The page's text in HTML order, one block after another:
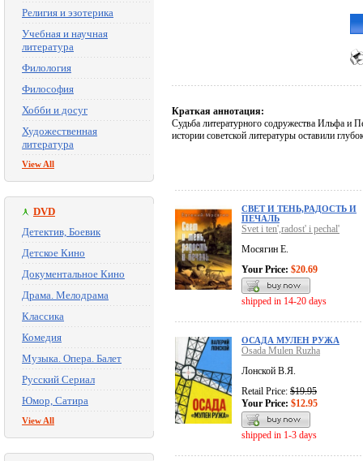
Религия и эзотерика
Учебная и научная
литература
Филология
Философия
Хобби и досуг
Художественная
литература
View All
DVD
Детектив, Боевик
Детское Кино
Документальное Кино
Драма. Мелодрама
Классика
Комедия
Музыка. Опера. Балет
Русский Сериал
Юмор, Сатира
View All
Краткая аннотация:
Судьба литературного содружества Ильфа и
истории советской литературы оставили
СВЕТ И ТЕНЬ,РАДОСТЬ И
ПЕЧАЛЬ
Svet i ten',radost' i pechal'
Мосягин Е.
Your Price: $20.69
shipped in 14-20 days
ОСАДА МУЛЕН РУЖА
Osada Mulen Ruzha
Лонской В.Я.
Retail Price: $19.95
Your Price: $12.95
shipped in 1-3 days